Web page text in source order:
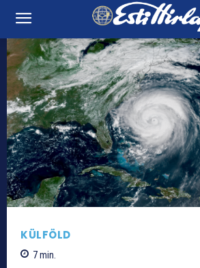
KÜLFÖLD
7min.